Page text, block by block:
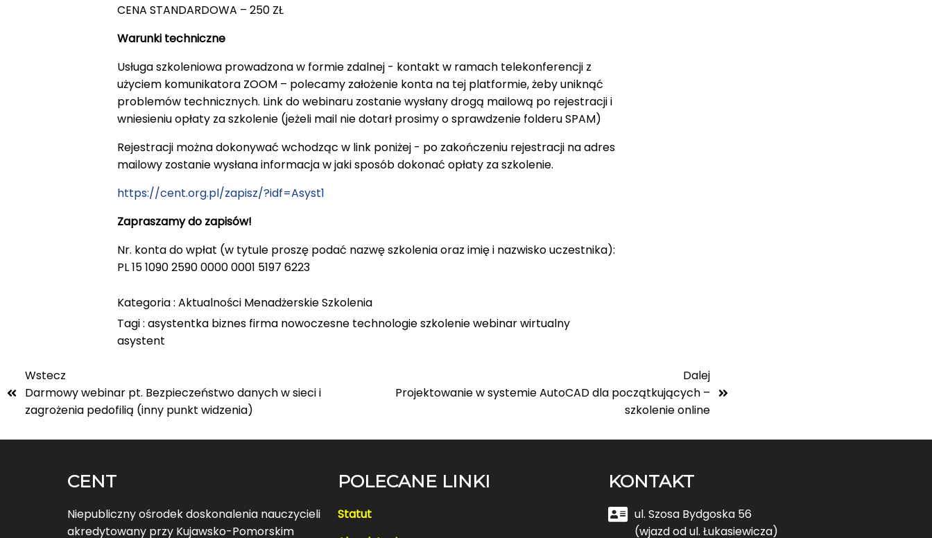
CENA STANDARDOWA – 250 ZŁ
Warunki techniczne
Usługa szkoleniowa prowadzona w formie zdalnej - kontakt w ramach telekonferencji z
użyciem komunikatora ZOOM – polecamy założenie konta na tej platformie, żeby uniknąć
problemów technicznych. Link do webinaru zostanie wysłany drogą mailową po rejestracji i
wniesieniu opłaty za szkolenie (jeżeli mail nie dotarł prosimy o sprawdzenie folderu SPAM)
Rejestracji można dokonywać wchodząc w link poniżej - po zakończeniu rejestracji na adres
mailowy zostanie wysłana informacja w jaki sposób dokonać opłaty za szkolenie.
https://cent.org.pl/zapisz/?idf=Asyst1
Zapraszamy do zapisów!
Nr. konta do wpłat (w tytule proszę podać nazwę szkolenia oraz imię i nazwisko uczestnika):
PL 15 1090 2590 0000 0001 5197 6223
Kategoria : Aktualności MenadżerskieSzkolenia
Tagi : asystentka biznes firma nowoczesne technologieszkoleniewebinarwirtualny
asystent
Wstecz
Darmowy webinar pt. Bezpieczeństwo danych w sieci i
zagrożenia pedofilią (inny punkt widzenia)
Dalej
Projektowanie w systemie AutoCAD dla początkujących –
szkolenie online
CENT
Niepubliczny ośrodek doskonalenia nauczycieli
akredytowany przy Kujawsko-Pomorskim
POLECANE LINKI
Statut
KONTAKT
ul. Szosa Bydgoska 56
(wjazd od ul. Łukasiewicza)